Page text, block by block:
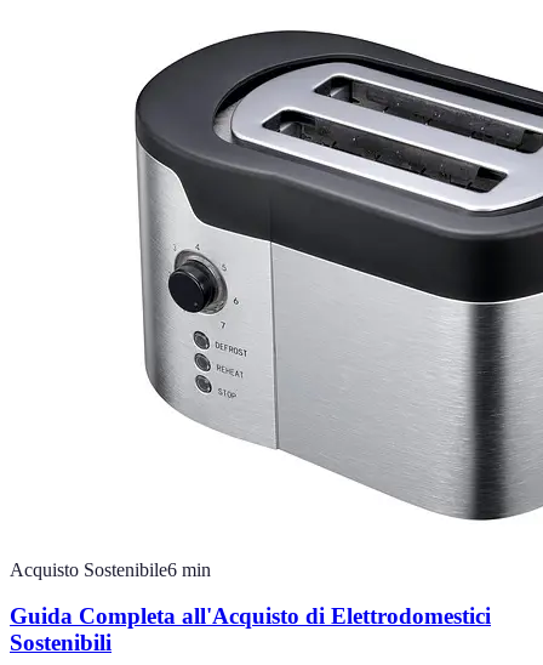
Acquisto Sostenibile6 min
Guida Completa all'Acquisto di Elettrodomestici
Sostenibili